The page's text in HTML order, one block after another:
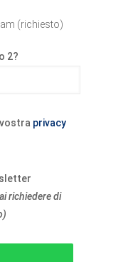
(richiesto)
2?
privacy
richiedere di